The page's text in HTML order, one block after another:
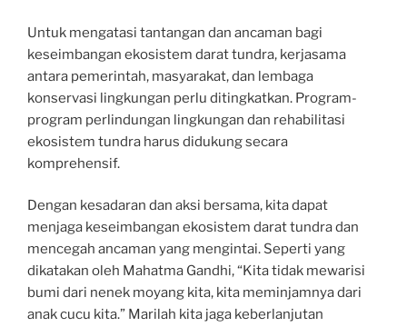
Untuk mengatasi tantangan dan ancaman bagi
keseimbangan ekosistem darat tundra, kerjasama
antara pemerintah, masyarakat, dan lembaga
konservasi lingkungan perlu ditingkatkan. Program-
program perlindungan lingkungan dan rehabilitasi
ekosistem tundra harus didukung secara
komprehensif.
Dengan kesadaran dan aksi bersama, kita dapat
menjaga keseimbangan ekosistem darat tundra dan
mencegah ancaman yang mengintai. Seperti yang
dikatakan oleh Mahatma Gandhi, “Kita tidak mewarisi
bumi dari nenek moyang kita, kita meminjamnya dari
anak cucu kita.” Marilah kita jaga keberlanjutan